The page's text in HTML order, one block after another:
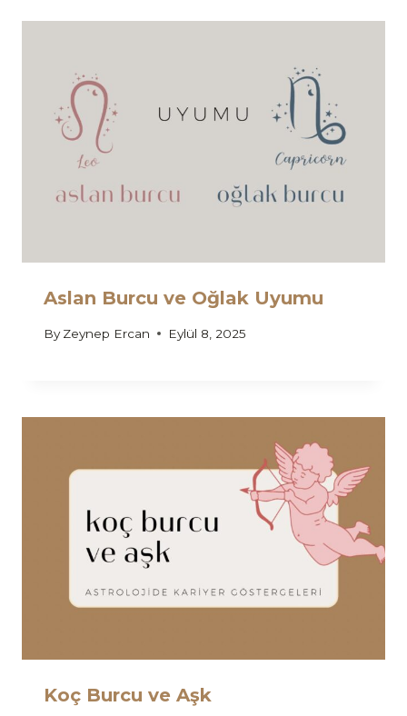
Aslan Burcu ve Oğlak Uyumu
By Zeynep Ercan Eylül 8, 2025
Koç Burcu ve Aşk